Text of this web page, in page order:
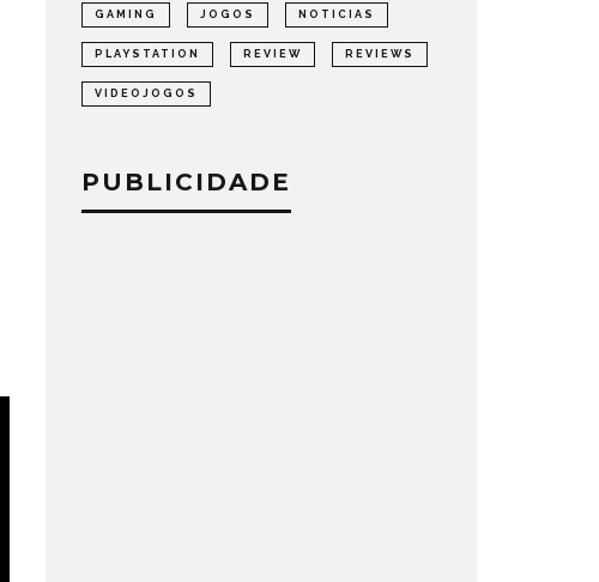
GAMING JOGOS NOTICIAS
PLAYSTATION REVIEW REVIEWS
VIDEOJOGOS
PUBLICIDADE